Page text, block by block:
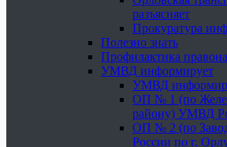
разъясняет
Прокуратура
Полезно знать
Профилактика
УМВД информирует
УМВД
ОП № 1 (по
району) УМВД
ОП № 2 (по
России по г.